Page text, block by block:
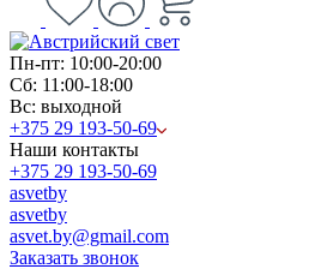
Пн-пт: 10:00-20:00
Сб: 11:00-18:00
Вс: выходной
+375 29 193-50-69
Наши контакты
+375 29 193-50-69
asvetby
asvetby
asvet.by@gmail.com
Заказать звонок